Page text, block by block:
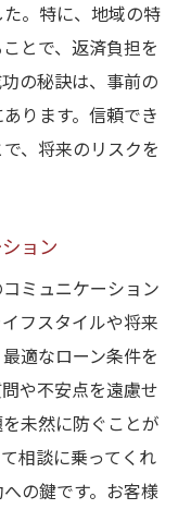
。特に、地域の特
とで、返済負担を
の秘訣は、事前の
ります。信頼でき
、将来のリスクを
ョン
ミュニケーション
フスタイルや将来
適なローン条件を
や不安点を遠慮せ
未然に防ぐことが
相談に乗ってくれ
の鍵です。お客様